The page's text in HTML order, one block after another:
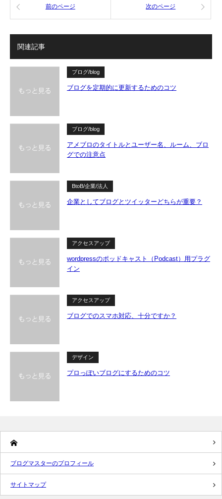
前のページ 次のページ
関連記事
ブログ/blog
ブログを定期的に更新するためのコツ
ブログ/blog
アメブロのタイトルとユーザー名、ルーム、ブロ
グでの注意点
BtoB/企業/法人
企業としてブログとツイッターどちらが重要？
アクセスアップ
wordpressのポッドキャスト（Podcast）用プラグ
イン
アクセスアップ
ブログでのスマホ対応、十分ですか？
デザイン
プロっぽいブログにするためのコツ
ブログマスターのプロフィール
サイトマップ